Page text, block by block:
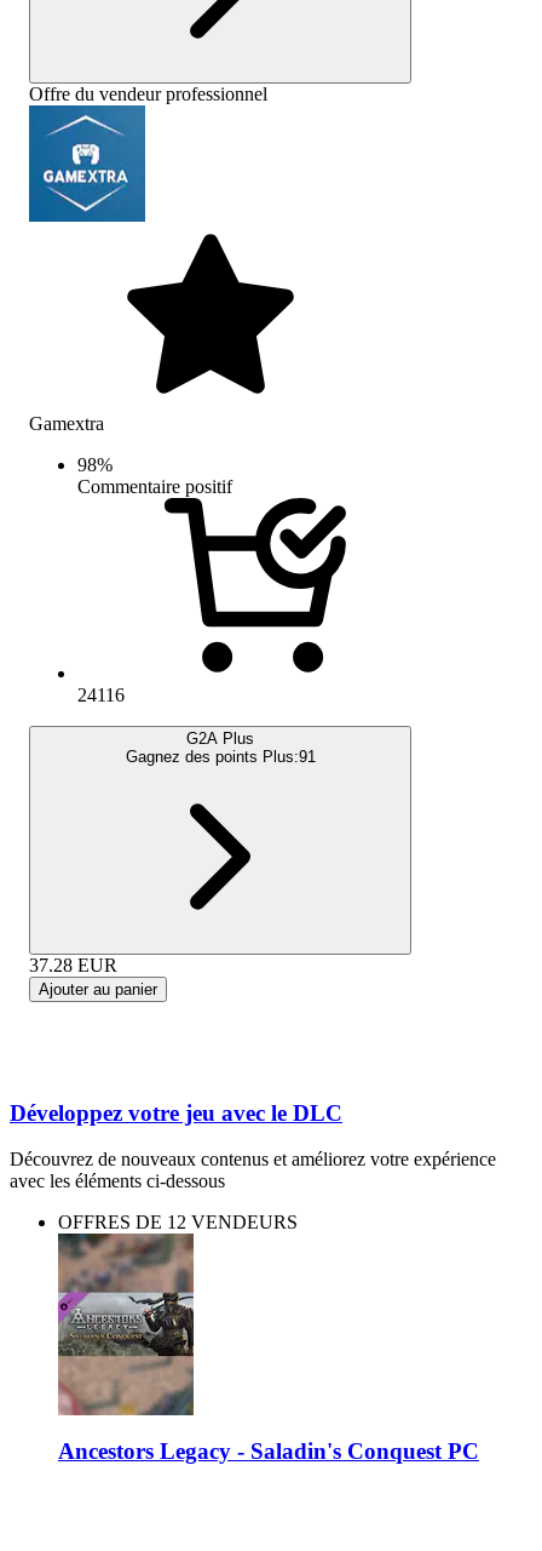
Offre du vendeur professionnel
Gamextra
98%
Commentaire positif
24116
G2A Plus
Gagnez des points Plus:91
37.28 EUR
Ajouter au panier
Développez votre jeu avec le DLC
Découvrez de nouveaux contenus et améliorez votre expérience
avec les éléments ci-dessous
OFFRES DE 12 VENDEURS
Ancestors Legacy - Saladin's Conquest PC